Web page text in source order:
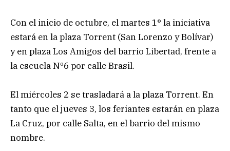
Con el inicio de octubre, el martes 1° la iniciativa
estará en la plaza Torrent (San Lorenzo y Bolívar)
y en plaza Los Amigos del barrio Libertad, frente a
la escuela Nº6 por calle Brasil.
El miércoles 2 se trasladará a la plaza Torrent. En
tanto que el jueves 3, los feriantes estarán en plaza
La Cruz, por calle Salta, en el barrio del mismo
nombre.